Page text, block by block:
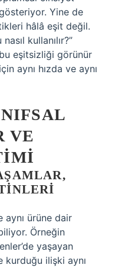
gösteriyor. Yine de
hâlâ eşit değil.
kullanılır?”
eşitsizliği görünür
aynı hızda ve aynı
VE
ürüne dair
Örneğin
yaşayan
ilişki aynı